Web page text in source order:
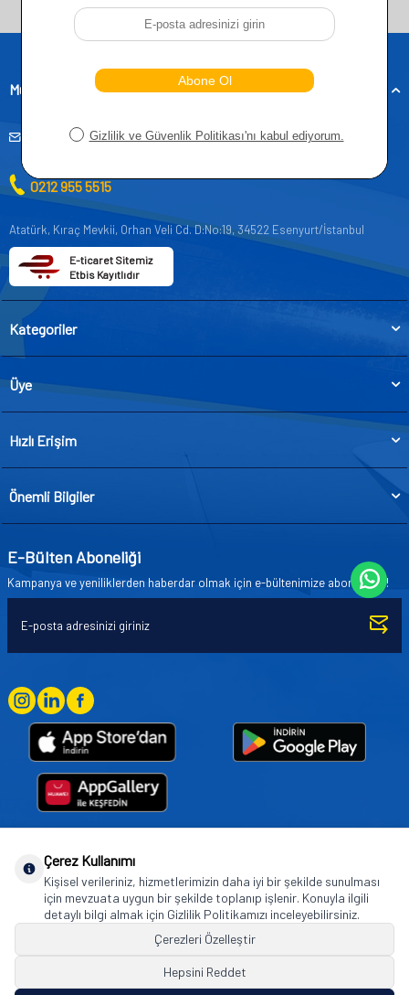
Toplam ürün bulunmaktadır.
Müşteri Hizmetleri
musteridestek@goodyearotoaksesuar.com.tr
0212 955 5515
Atatürk, Kıraç Mevkii, Orhan Veli Cd. D:No:19, 34522 Esenyurt/İstanbul
E-ticaret Sitemiz
Etbis Kayıtlıdır
Kategoriler
Üye
Hızlı Erişim
Önemli Bilgiler
E-Bülten Aboneliği
Kampanya ve yeniliklerden haberdar olmak için e-bültenimize abone olun!
Goodyear (and Winged Foot Design) are trademarks of or licensed to The Goodyear
Tire & Rubber Company used under license by Basbug Group Company,
Istanbul/Türkiye. © 2026 The Goodyear Tire & Rubber Company.
Çerez Kullanımı
Kişisel verileriniz, hizmetlerimizin daha iyi bir şekilde sunulması
için mevzuata uygun bir şekilde toplanıp işlenir. Konuyla ilgili
detaylı bilgi almak için Gizlilik Politikamızı inceleyebilirsiniz.
Çerezleri Özelleştir
Hepsini Reddet